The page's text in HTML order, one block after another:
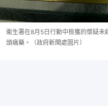
衞生署在8月5日行動中檢獲的懷疑未
頭痛藥。（政府新聞處圖片）